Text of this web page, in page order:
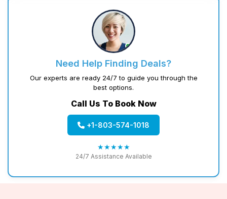
Need Help Finding Deals?
Our experts are ready 24/7 to guide you through the
best options.
Call Us To Book Now
+1-803-574-1018
★★★★★
24/7 Assistance Available